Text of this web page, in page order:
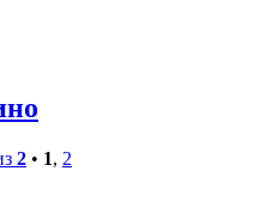
2 • 1, 2